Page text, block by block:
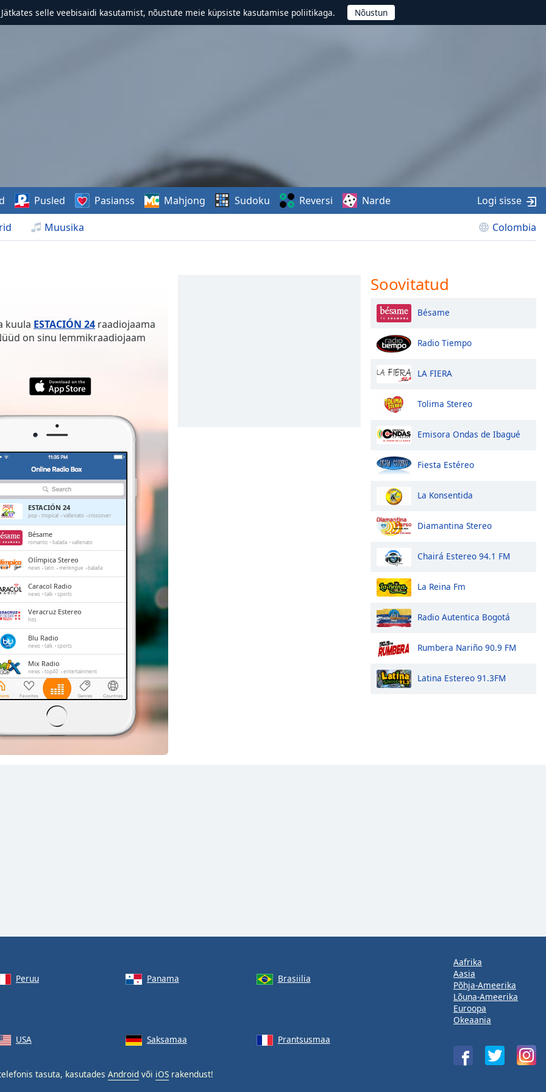
Jätkates selle veebisaidi kasutamist, nõustute meie küpsiste kasutamise poliitikaga.
Muusika Colombia
Pusled Pasianss Mahjong Sudoku Reversi Narde Logi sisse
kuula ESTACIÓN 24 raadiojaama
on sinu lemmikraadiojaam
ESTACIÓN 24
pop tropical vallenato crossover
Bésame
romantic balada vallenato
Olímpica Stereo
news latin merengue balada
Caracol Radio
news talk sports
Veracruz Estereo
hits
Blu Radio
news talk sports
Mix Radio
news top40 entertainment
CRV Radio
christian gospel
Tropicana
reggae
Soovitatud
Bésame
Radio Tiempo
LA FIERA
Tolima Stereo
Emisora Ondas de Ibagué
Fiesta Estéreo
La Konsentida
Diamantina Stereo
Chairá Estereo 94.1 FM
La Reina Fm
Radio Autentica Bogotá
Rumbera Nariño 90.9 FM
Latina Estereo 91.3FM
Peruu Panama
Brasiilia
USA Saksamaa Prantsusmaa
tasuta, kasutades Android või iOS rakendust!
Aafrika
Aasia
Põhja-Ameerika
Lõuna-Ameerika
Euroopa
Okeaania